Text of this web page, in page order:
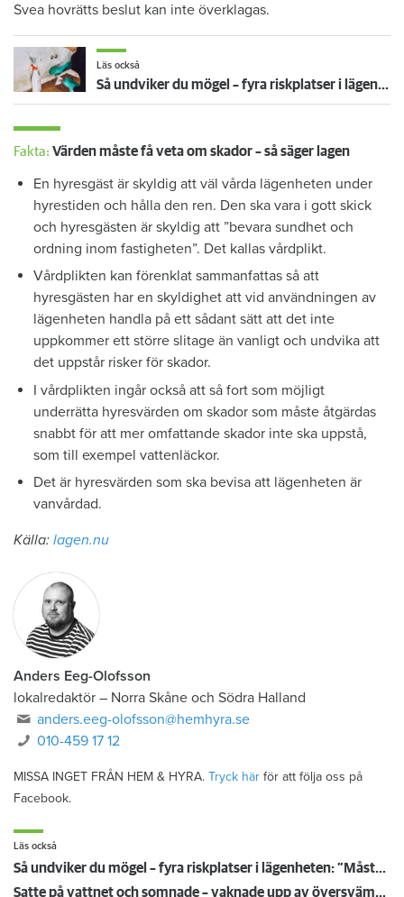
Svea hovrätts beslut kan inte överklagas.
Läs också
Så undviker du mögel – fyra riskplatser i lägenheten: ”Måste städa bort”
Fakta: Värden måste få veta om skador – så säger lagen
En hyresgäst är skyldig att väl vårda lägenheten under
hyrestiden och hålla den ren. Den ska vara i gott skick
och hyresgästen är skyldig att ”bevara sundhet och
ordning inom fastigheten”. Det kallas vårdplikt.
Vårdplikten kan förenklat sammanfattas så att
hyresgästen har en skyldighet att vid användningen av
lägenheten handla på ett sådant sätt att det inte
uppkommer ett större slitage än vanligt och undvika att
det uppstår risker för skador.
I vårdplikten ingår också att så fort som möjligt
underrätta hyresvärden om skador som måste åtgärdas
snabbt för att mer omfattande skador inte ska uppstå,
som till exempel vattenläckor.
Det är hyresvärden som ska bevisa att lägenheten är
vanvårdad.
Källa: lagen.nu
Anders Eeg-Olofsson
lokalredaktör – Norra Skåne och Södra Halland
anders.eeg-olofsson@hemhyra.se
010-459 17 12
MISSA INGET FRÅN HEM & HYRA.
Läs också